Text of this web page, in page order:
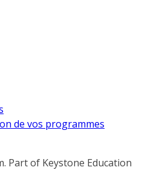
de vos programmes
Part of Keystone Education